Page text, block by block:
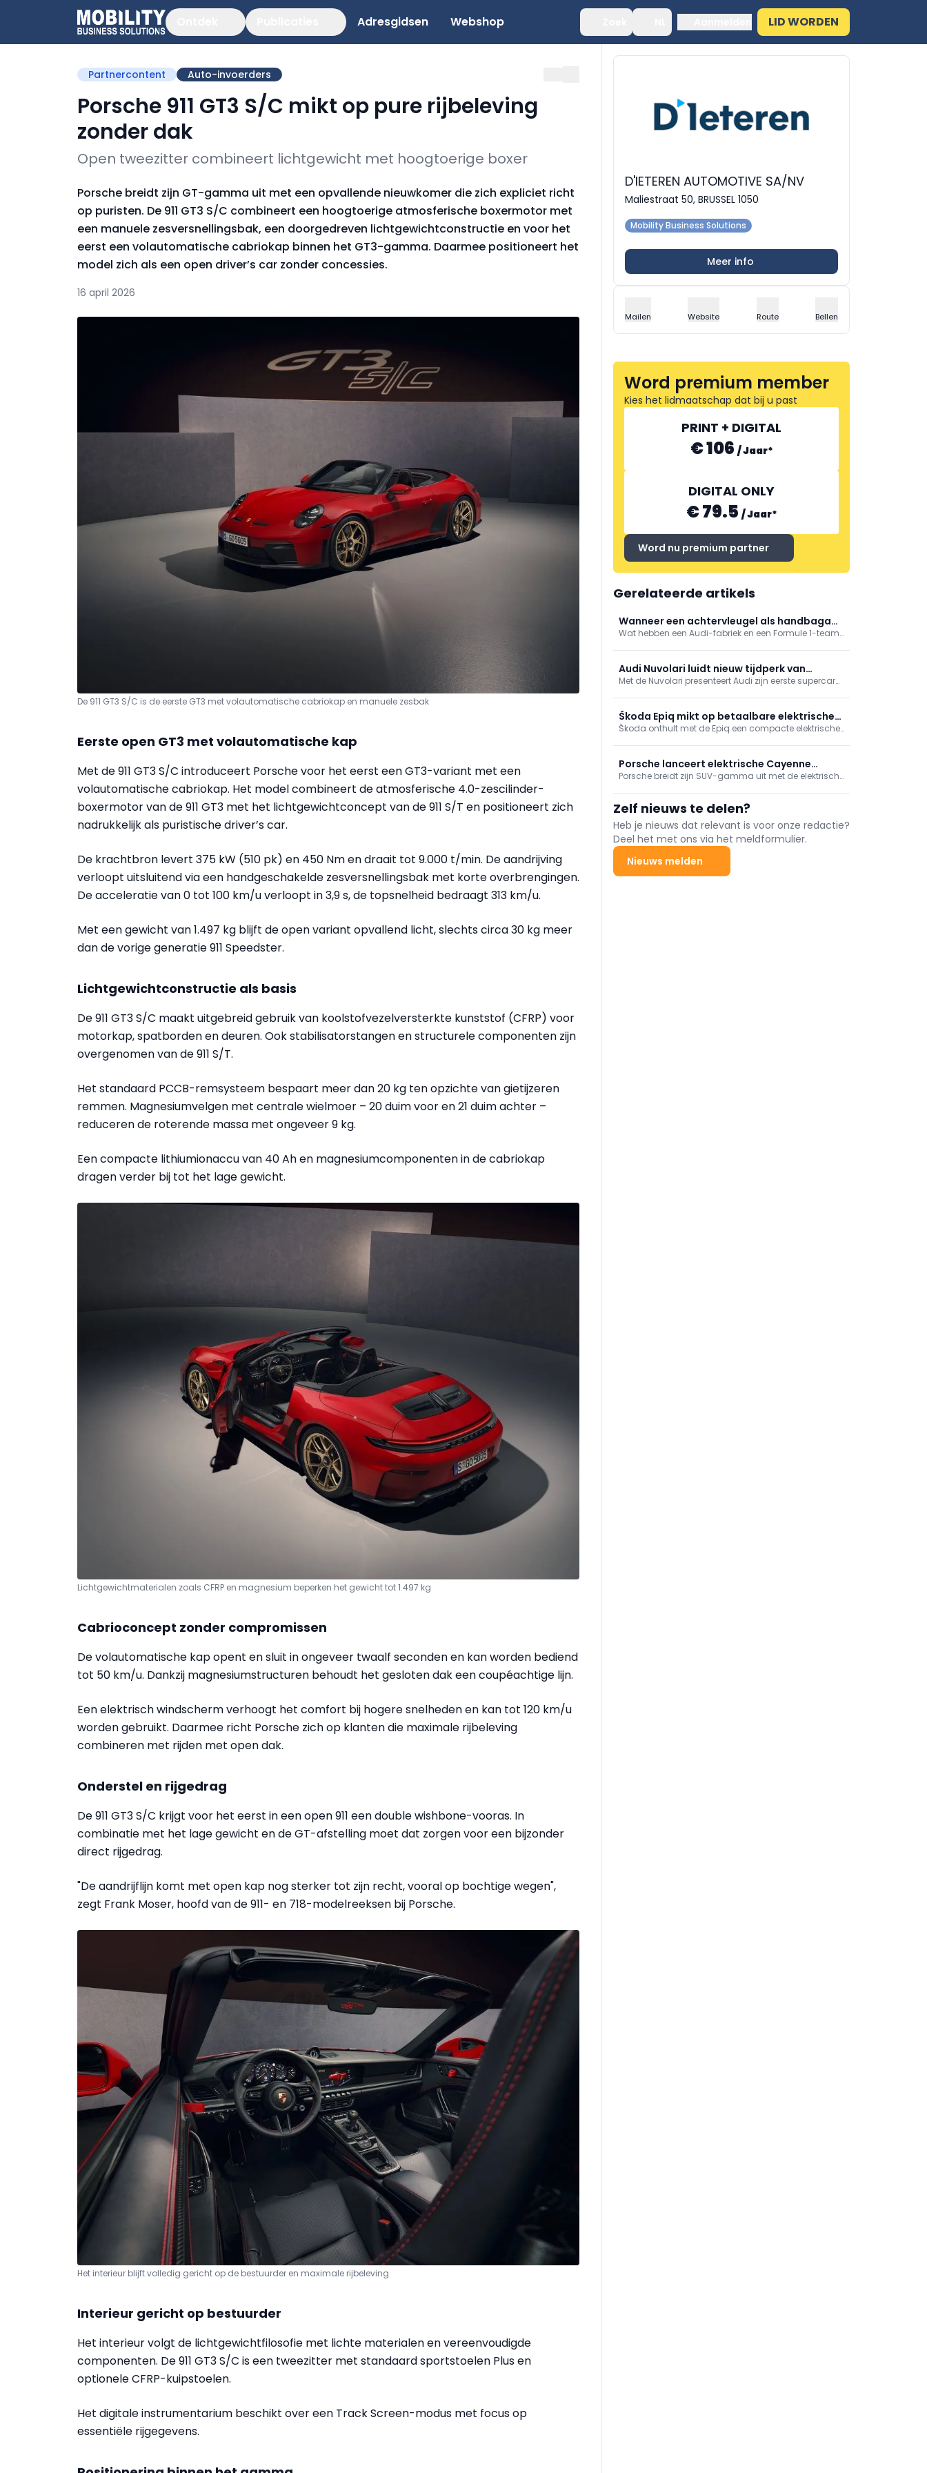
Adresgidsen Webshop LID WORDEN
Partnercontent Auto-invoerders
Porsche 911 GT3 S/C mikt op pure rijbeleving
zonder dak
Open tweezitter combineert lichtgewicht met hoogtoerige boxer
Porsche breidt zijn GT-gamma uit met een opvallende nieuwkomer die zich expliciet richt
op puristen. De 911 GT3 S/C combineert een hoogtoerige atmosferische boxermotor met
een manuele zesversnellingsbak, een doorgedreven lichtgewichtconstructie en voor het
eerst een volautomatische cabriokap binnen het GT3-gamma. Daarmee positioneert het
model zich als een open driver’s car zonder concessies.
16 april 2026
De 911 GT3 S/C is de eerste GT3 met volautomatische cabriokap en manuele zesbak
Eerste open GT3 met volautomatische kap
Met de 911 GT3 S/C introduceert Porsche voor het eerst een GT3-variant met een
volautomatische cabriokap. Het model combineert de atmosferische 4.0-zescilinder-
boxermotor van de 911 GT3 met het lichtgewichtconcept van de 911 S/T en positioneert zich
nadrukkelijk als puristische driver’s car.
De krachtbron levert 375 kW (510 pk) en 450 Nm en draait tot 9.000 t/min. De aandrijving
verloopt uitsluitend via een handgeschakelde zesversnellingsbak met korte overbrengingen.
De acceleratie van 0 tot 100 km/u verloopt in 3,9 s, de topsnelheid bedraagt 313 km/u.
Met een gewicht van 1.497 kg blijft de open variant opvallend licht, slechts circa 30 kg meer
dan de vorige generatie 911 Speedster.
Lichtgewichtconstructie als basis
De 911 GT3 S/C maakt uitgebreid gebruik van koolstofvezelversterkte kunststof (CFRP) voor
motorkap, spatborden en deuren. Ook stabilisatorstangen en structurele componenten zijn
overgenomen van de 911 S/T.
Het standaard PCCB-remsysteem bespaart meer dan 20 kg ten opzichte van gietijzeren
remmen. Magnesiumvelgen met centrale wielmoer – 20 duim voor en 21 duim achter –
reduceren de roterende massa met ongeveer 9 kg.
Een compacte lithiumionaccu van 40 Ah en magnesiumcomponenten in de cabriokap
dragen verder bij tot het lage gewicht.
Lichtgewichtmaterialen zoals CFRP en magnesium beperken het gewicht tot 1.497 kg
Cabrioconcept zonder compromissen
De volautomatische kap opent en sluit in ongeveer twaalf seconden en kan worden bediend
tot 50 km/u. Dankzij magnesiumstructuren behoudt het gesloten dak een coupéachtige lijn.
Een elektrisch windscherm verhoogt het comfort bij hogere snelheden en kan tot 120 km/u
worden gebruikt. Daarmee richt Porsche zich op klanten die maximale rijbeleving
combineren met rijden met open dak.
Onderstel en rijgedrag
De 911 GT3 S/C krijgt voor het eerst in een open 911 een double wishbone-vooras. In
combinatie met het lage gewicht en de GT-afstelling moet dat zorgen voor een bijzonder
direct rijgedrag.
"De aandrijflijn komt met open kap nog sterker tot zijn recht, vooral op bochtige wegen",
zegt Frank Moser, hoofd van de 911- en 718-modelreeksen bij Porsche.
Het interieur blijft volledig gericht op de bestuurder en maximale rijbeleving
Interieur gericht op bestuurder
Het interieur volgt de lichtgewichtfilosofie met lichte materialen en vereenvoudigde
componenten. De 911 GT3 S/C is een tweezitter met standaard sportstoelen Plus en
optionele CFRP-kuipstoelen.
Het digitale instrumentarium beschikt over een Track Screen-modus met focus op
essentiële rijgegevens.
D'IETEREN AUTOMOTIVE SA/NV
Maliestraat 50, BRUSSEL 1050
Mobility Business Solutions
Meer info
Mailen Website Route Bellen
Word premium member
Kies het lidmaatschap dat bij u past
PRINT + DIGITAL
€ 106 /Jaar*
DIGITAL ONLY
€ 79.5 /Jaar*
Word nu premium partner
Gerelateerde artikels
Wanneer een achtervleugel als handbagage
reist
Wat hebben een Audi-fabriek en een Formule 1-team
elkaar versterkt in een steeds complexere wereld.
Audi Nuvolari luidt nieuw tijdperk van
supercars in
Met de Nuvolari presenteert Audi zijn eerste supercar
technologie, 1.001 pk en een topsnelheid van meer
dan 350 km/u met een volledig nieuwe
Škoda Epiq mikt op betaalbare elektrische
mobiliteit
Škoda onthult met de Epiq een compacte elektrische
Porsche lanceert elektrische Cayenne
Coupé
Porsche breidt zijn SUV-gamma uit met de elektrische
verbeterde aerodynamica en een rijbereik tot 669 km.
Zelf nieuws te delen?
Heb je nieuws dat relevant is voor onze redactie?
Deel het met ons via het meldformulier.
Nieuws melden